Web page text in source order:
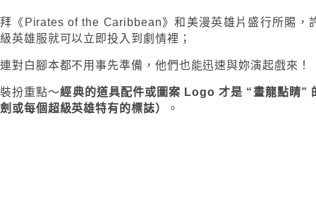
拜《Pirates of the Caribbean》和美漫英雄片盛行所賜，
級英雄服就可以立即投入到劇情裡；
連對白腳本都不用事先準備，他們也能迅速與妳演起戲來！
裝扮重點～經典的道具配件或圖案 Logo 才是 “畫龍點睛”
劍或每個超級英雄特有的標誌）
。